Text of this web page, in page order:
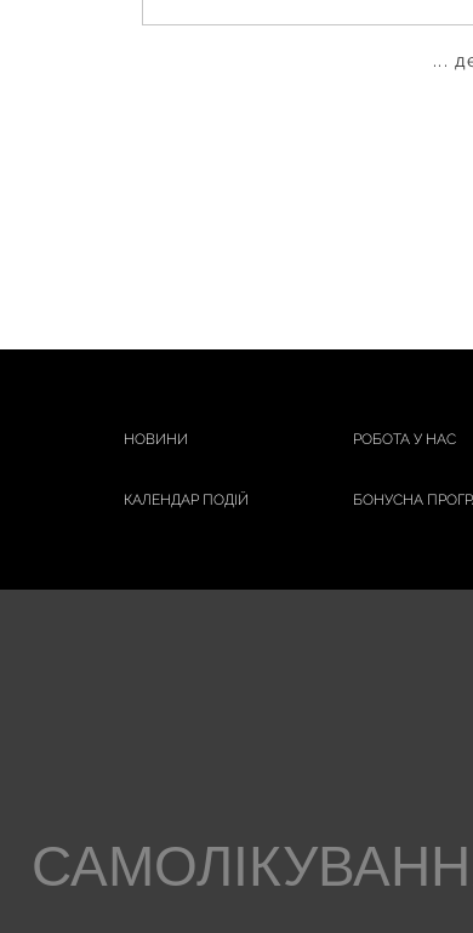
...
НОВИНИ РОБОТА У НАС
КАЛЕНДАР ПОДІЙ БОНУСНА